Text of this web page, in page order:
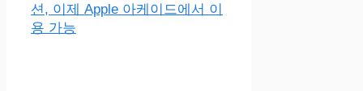
션, 이제 Apple 아케이드에서 이
용 가능